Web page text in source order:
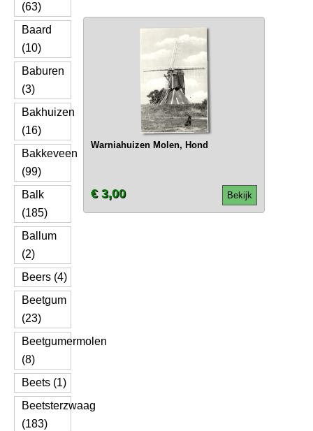
(63)
Baard
(10)
Baburen
(3)
Bakhuizen
(16)
Bakkeveen
(99)
Balk
(185)
Ballum
(2)
Beers (4)
Beetgum
(23)
Beetgumermolen
(8)
Beets (1)
Beetsterzwaag
(183)
Warniahuizen Molen, Hond
Bekijk
€ 3,00